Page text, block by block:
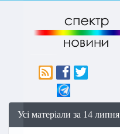
Усі матеріали за 14